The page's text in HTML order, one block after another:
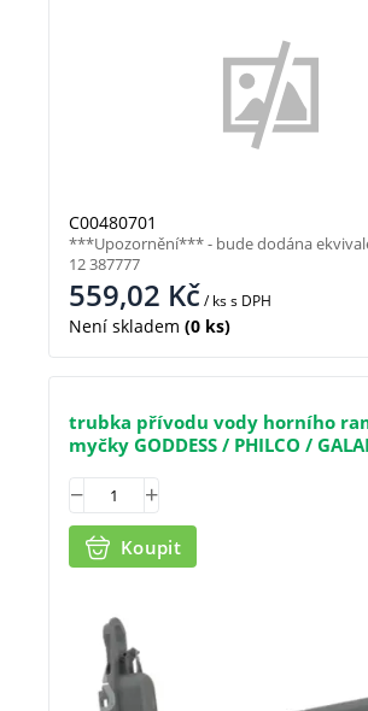
C00480701
559,02 Kč/ kss DPH
Není skladem (0 ks)
***Upozornění*** - bude dodána
12 387777
trubka přívodu vody horního
myčky GODDESS / PHILCO /
Koupit